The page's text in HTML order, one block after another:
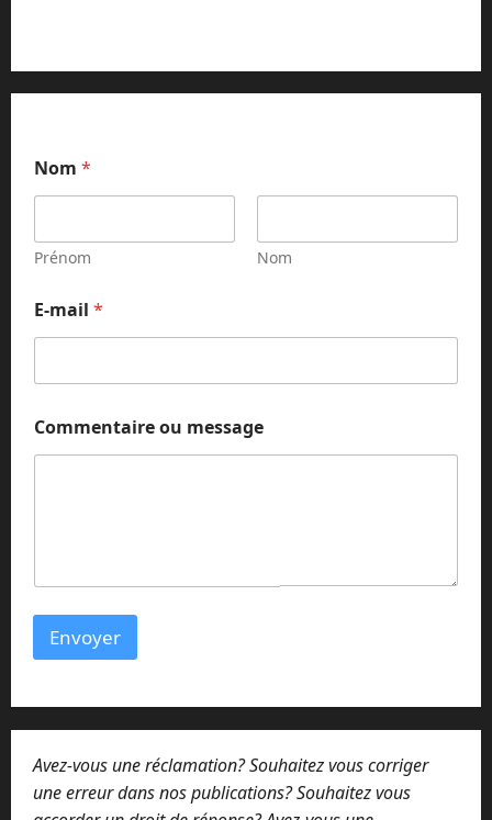
Nom *
Prénom Nom
o
m
u
o
m
m
r
E-mail *
Commentaire ou message
Envoyer
Avez-vous une réclamation? Souhaitez vous corriger
une erreur dans nos publications? Souhaitez vous